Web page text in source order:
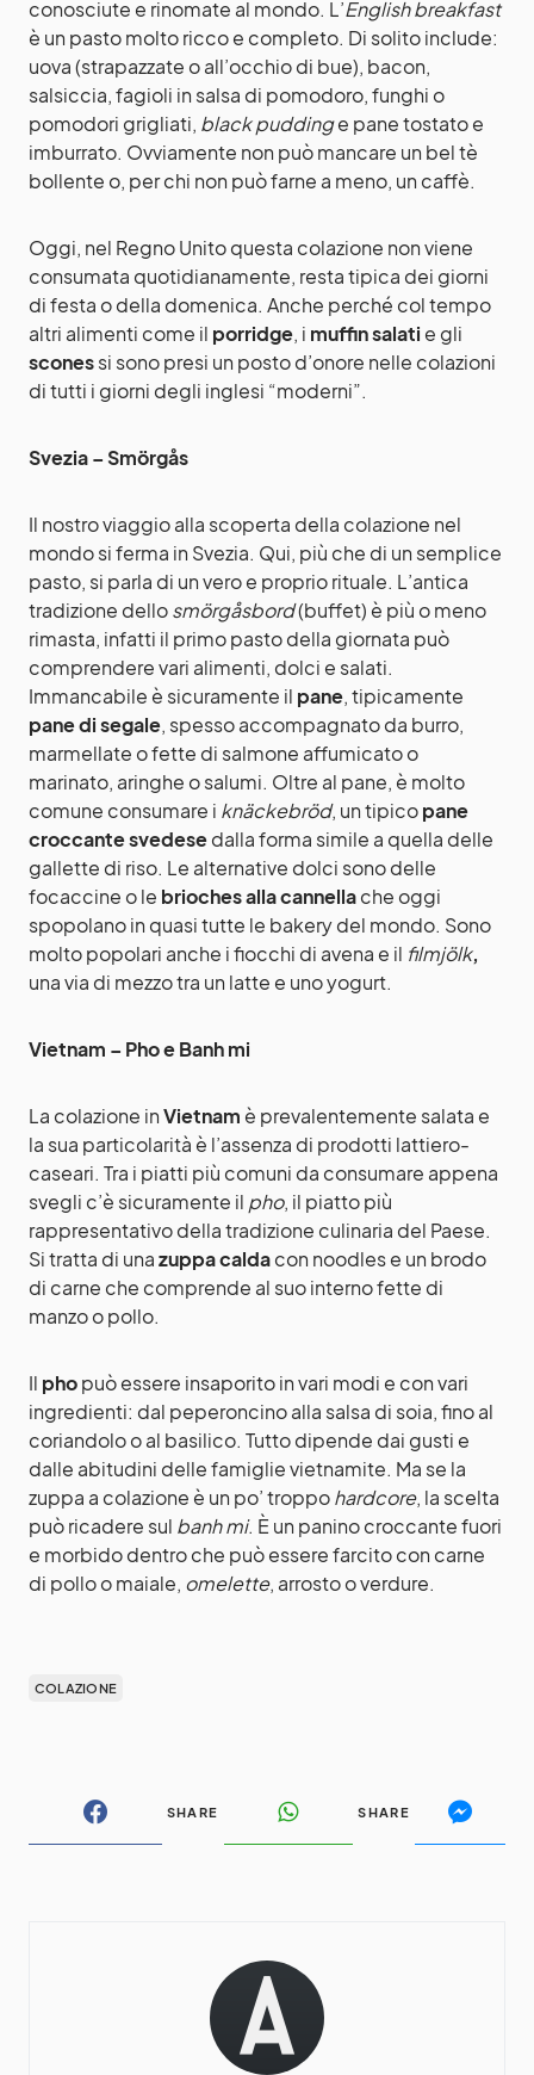
conosciute e rinomate al mondo. L’English breakfast
è un pasto molto ricco e completo. Di solito include:
uova (strapazzate o all’occhio di bue), bacon,
salsiccia, fagioli in salsa di pomodoro, funghi o
pomodori grigliati, black puddinge pane tostato e
imburrato. Ovviamente non può mancare un bel tè
bollente o, per chi non può farne a meno, un caffè.
Oggi, nel Regno Unito questa colazione non viene
consumata quotidianamente, resta tipica dei giorni
di festa o della domenica. Anche perché col tempo
altri alimenti come il porridge, i muffin salati e gli
sconessi sono presi un posto d’onore nelle colazioni
di tutti i giorni degli inglesi “moderni”.
Svezia – Smörgås
Il nostro viaggio alla scoperta della colazione nel
mondo si ferma in Svezia. Qui, più che di un semplice
pasto, si parla di un vero e proprio rituale. L’antica
tradizione dellosmörgåsbord(buffet) è più o meno
rimasta, infatti il primo pasto della giornata può
comprendere vari alimenti, dolci e salati.
Immancabile è sicuramente il pane, tipicamente
pane di segale, spesso accompagnato da burro,
marmellate o fette di salmone affumicato o
marinato, aringhe o salumi. Oltre al pane, è molto
comune consumare i knäckebröd, un tipicopane
croccante svedesedalla forma simile a quella delle
gallette di riso. Le alternative dolci sono delle
focaccine o le brioches alla cannellache oggi
spopolano in quasi tutte le bakery del mondo. Sono
molto popolari anche i fiocchi di avena e il filmjölk,
una via di mezzo tra un latte e uno yogurt.
Vietnam – Pho e Banh mi
La colazione inVietnam è prevalentemente salata e
la sua particolarità è l’assenza di prodotti lattiero-
caseari. Tra i piatti più comuni da consumare appena
svegli c’è sicuramente il pho, il piatto più
rappresentativo della tradizione culinaria del Paese.
Si tratta di unazuppa caldacon noodles e un brodo
di carne che comprende al suo interno fette di
manzo o pollo.
Il phopuò essere insaporito in vari modi e con vari
ingredienti: dal peperoncino alla salsa di soia, fino al
coriandolo o al basilico. Tutto dipende dai gusti e
dalle abitudini delle famiglie vietnamite. Ma se la
zuppa a colazione è un po’ troppohardcore, la scelta
può ricadere sul banh mi. È un panino croccante fuori
e morbido dentro che può essere farcito con carne
di pollo o maiale, omelette, arrosto o verdure.
COLAZIONE
SHARE SHARE